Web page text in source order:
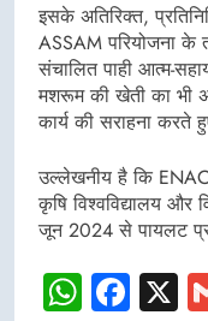
इसके अतिरिक्त,
ASSAM परियोजना के
संचालित पाही आत्म-
मशरूम की खेती का भी
कार्य की सराहना करते
उल्लेखनीय है कि
कृषि विश्वविद्यालय
जून 2024 से पायलट
X